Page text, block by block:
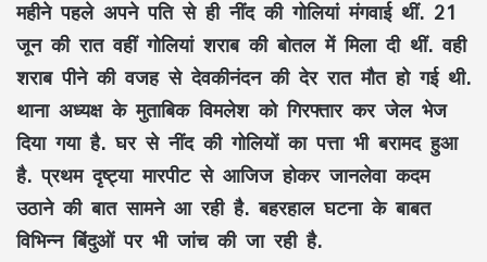
महीने पहले अपने पति से ही नींद की गोलियां मंगवाई थीं. 21
जून की रात वहीं गोलियां शराब की बोतल में मिला दी थीं. वही
शराब पीने की वजह से देवकीनंदन की देर रात मौत हो गई थी.
थाना अध्यक्ष के मुताबिक विमलेश को गिरफ्तार कर जेल भेज
दिया गया है. घर से नींद की गोलियों का पत्ता भी बरामद हुआ
है. प्रथम दृष्ट्या मारपीट से आजिज होकर जानलेवा कदम
उठाने की बात सामने आ रही है. बहरहाल घटना के बाबत
विभिन्न बिंदुओं पर भी जांच की जा रही है.